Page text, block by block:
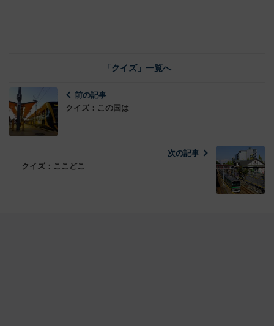
「クイズ」一覧へ
前の記事
クイズ：この国は
次の記事
クイズ：ここどこ